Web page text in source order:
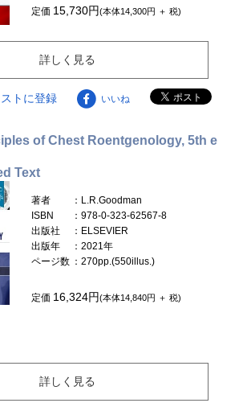
定価 15,730円(本体14,300円 ＋ 税)
詳しく見る
トに登録 いいね
of Chest Roentgenology, 5th e
Text
著者
：L.R.Goodman
ISBN
：978-0-323-62567-8
出版社
：ELSEVIER
出版年
：2021年
ページ数 ：270pp.(550illus.)
定価 16,324円(本体14,840円 ＋ 税)
詳しく見る